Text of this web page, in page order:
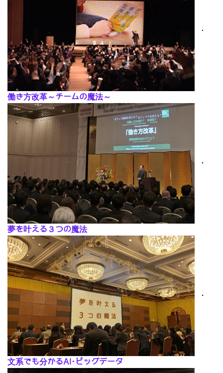
･
働き方改革～チームの魔法～
･
夢を叶える３つの魔法
･
文系でも分かるAI･ビッグデータ